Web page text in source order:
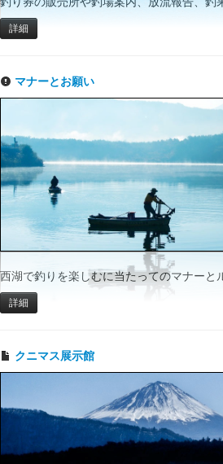
詳細
マナーとお願い
西湖で釣りを楽しむに当たってのマナーと
詳細
クニマス展示館